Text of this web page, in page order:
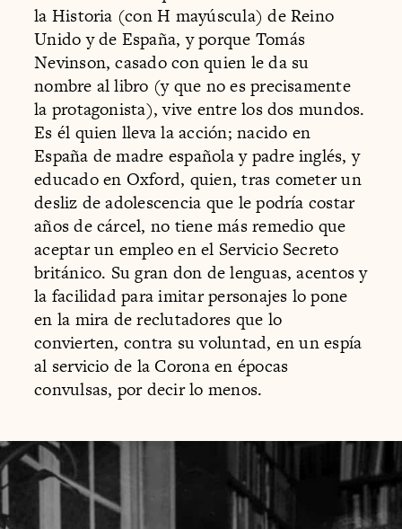
la Historia (con H mayúscula) de Reino
Unido y de España, y porque Tomás
Nevinson, casado con quien le da su
nombre al libro (y que no es precisamente
la protagonista), vive entre los dos mundos.
Es él quien lleva la acción; nacido en
España de madre española y padre inglés, y
educado en Oxford, quien, tras cometer un
desliz de adolescencia que le podría costar
años de cárcel, no tiene más remedio que
aceptar un empleo en el Servicio Secreto
británico. Su gran don de lenguas, acentos y
la facilidad para imitar personajes lo pone
en la mira de reclutadores que lo
convierten, contra su voluntad, en un espía
al servicio de la Corona en épocas
convulsas, por decir lo menos.